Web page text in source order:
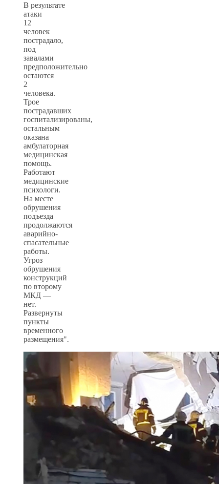
В результате
атаки
12
человек
пострадало,
под
завалами
предположительно
остаются
2
человека.
Трое
пострадавших
госпитализированы,
остальным
оказана
амбулаторная
медицинская
помощь.
Работают
медицинские
психологи.
На месте
обрушения
подъезда
продолжаются
аварийно-
спасательные
работы.
Угроз
обрушения
конструкций
по второму
МКД —
нет.
Развернуты
пункты
временного
размещения".